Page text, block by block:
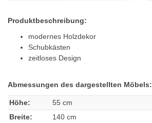
Produktbeschreibung:
modernes Holzdekor
Schubkästen
zeitloses Design
Abmessungen des dargestellten Möbels:
Höhe:
55 cm
Breite:
140 cm